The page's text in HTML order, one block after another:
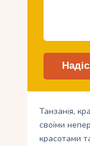
Танзанія,
своїми
красотами